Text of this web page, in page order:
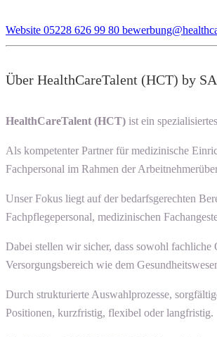
Website 05228 626 99 80
Über HealthCareTalent (HCT) by
HealthCareTalent (HCT) ist ein
Als kompetenter Partner für medizinische
Fachpersonal im Rahmen der
Unser Fokus liegt auf der bedarfsgerechten
Fachpflegepersonal, medizinischen
Dabei stellen wir sicher, dass sowohl
Versorgungsbereich wie dem
Durch strukturierte Auswahlprozesse,
Positionen, kurzfristig, flexibel oder langfristig.